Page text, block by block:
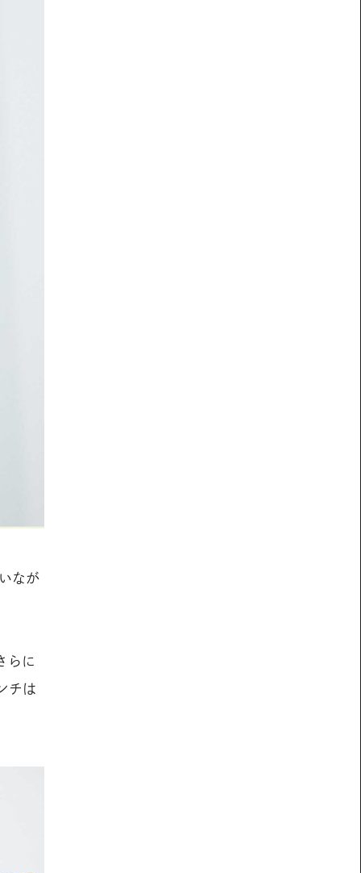
なが
らに
チは